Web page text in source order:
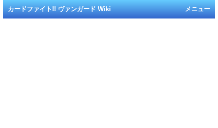
メニュー
カードファイト!! ヴァンガード Wiki